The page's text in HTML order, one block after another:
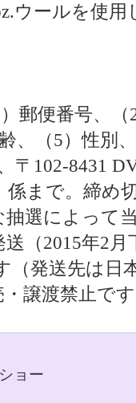
ウールを使
郵便番号、（
、（5）性別
〒102-8431
まで。締め
抽選によって
（2015年2
（発送先は日
譲渡禁止で
ョー